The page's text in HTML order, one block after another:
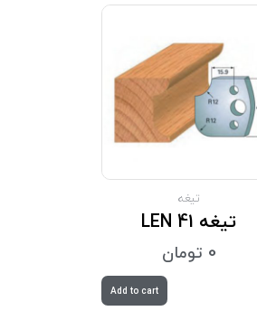
تیغه
تیغه LEN 41
0 تومان
Add to cart